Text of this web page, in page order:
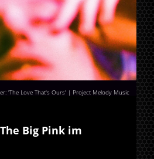
'The Love That's Ours' | Project Melody Music
Big Pink im